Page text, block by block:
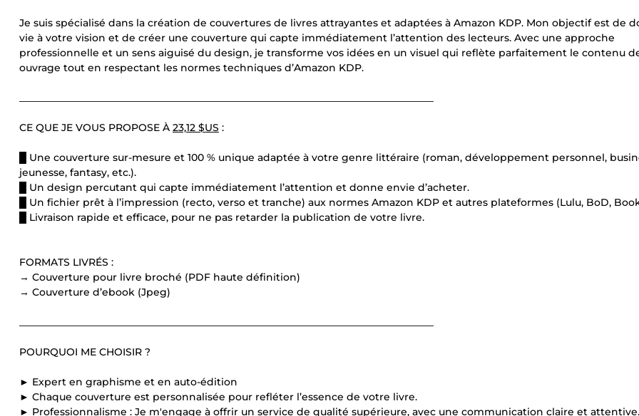
Je suis spécialisé dans la création de couvertures de livres attrayantes et adaptées à Amazon KDP. Mon objectif est de
vie à votre vision et de créer une couverture qui capte immédiatement l’attention des lecteurs. Avec une approche
professionnelle et un sens aiguisé du design, je transforme vos idées en un visuel qui reflète parfaitement le contenu
ouvrage tout en respectant les normes techniques d’Amazon KDP.
CE QUE JE VOUS PROPOSE À 23,12 $US :
█ Une couverture sur-mesure et 100 % unique adaptée à votre genre littéraire (roman, développement personnel,
jeunesse, fantasy, etc.).
█ Un design percutant qui capte immédiatement l’attention et donne envie d’acheter.
█ Un fichier prêt à l’impression (recto, verso et tranche) aux normes Amazon KDP et autres plateformes (Lulu, BoD,
█ Livraison rapide et efficace, pour ne pas retarder la publication de votre livre.
FORMATS LIVRÉS :
→ Couverture pour livre broché (PDF haute définition)
→ Couverture d’ebook (Jpeg)
POURQUOI ME CHOISIR ?
► Expert en graphisme et en auto-édition
► Chaque couverture est personnalisée pour refléter l’essence de votre livre.
► Professionnalisme : Je m'engage à offrir un service de qualité supérieure, avec une communication claire et attentive.